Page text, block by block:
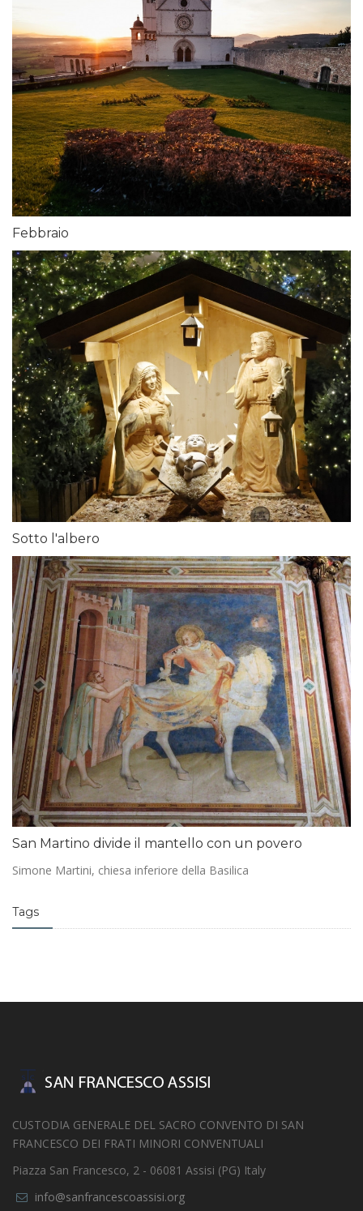
Febbraio
Sotto l'albero
San Martino divide il mantello con un povero
Simone Martini, chiesa inferiore della Basilica
Tags
CUSTODIA GENERALE DEL SACRO CONVENTO DI SAN
FRANCESCO DEI FRATI MINORI CONVENTUALI
Piazza San Francesco, 2 - 06081 Assisi (PG) Italy
info@sanfrancescoassisi.org